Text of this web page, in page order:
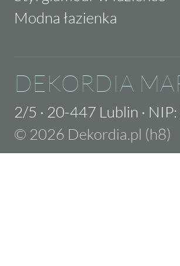
Modna łazienka
DEKORDIA
2/5 · 20-447 Lublin ·
© 2026 Dekordia.pl (h8)